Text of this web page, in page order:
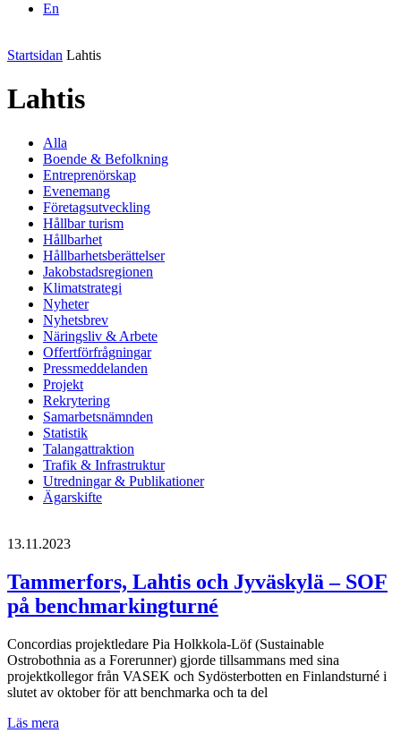
En
Startsidan Lahtis
Lahtis
Alla
Boende & Befolkning
Entreprenörskap
Evenemang
Företagsutveckling
Hållbar turism
Hållbarhet
Hållbarhetsberättelser
Jakobstadsregionen
Klimatstrategi
Nyheter
Nyhetsbrev
Näringsliv & Arbete
Offertförfrågningar
Pressmeddelanden
Projekt
Rekrytering
Samarbetsnämnden
Statistik
Talangattraktion
Trafik & Infrastruktur
Utredningar & Publikationer
Ägarskifte
13.11.2023
Tammerfors, Lahtis och Jyväskylä – SOF
på benchmarkingturné
Concordias projektledare Pia Holkkola-Löf (Sustainable
Ostrobothnia as a Forerunner) gjorde tillsammans med sina
projektkollegor från VASEK och Sydösterbotten en Finlandsturné i
slutet av oktober för att benchmarka och ta del
Läs mera